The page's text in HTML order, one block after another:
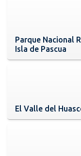
Parque Nacional
Isla de Pascua
El Valle del